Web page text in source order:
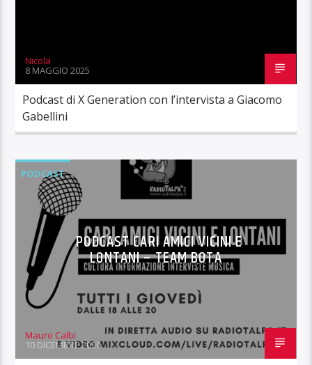
Nicola
8 MAGGIO 2025
Podcast di X Generation con l’intervista a Giacomo
Gabellini
PODCAST
PODCAST CARI AMICI VICINI E
LONTANI – TEAM BOTA
Mauro Calbi
10 DICEMBRE 2020